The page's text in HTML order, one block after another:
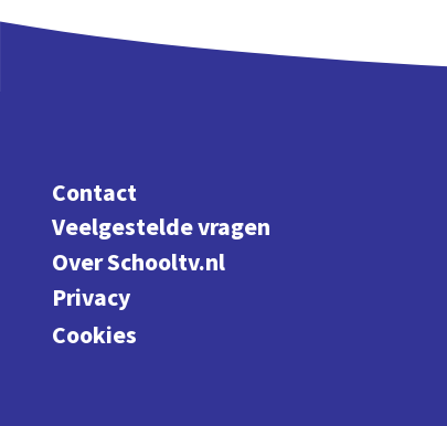
Contact
Veelgestelde vragen
Over Schooltv.nl
Privacy
Cookies